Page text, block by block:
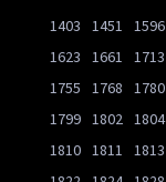
1403 1451 1596
1623
1661 1713
1755
1768 1780
1799 1802 1804
1810 1811 1813